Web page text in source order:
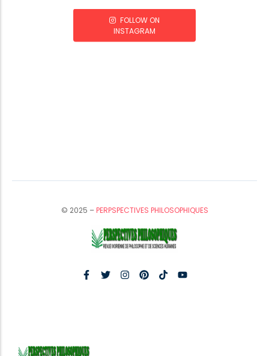
FOLLOW ON
INSTAGRAM
© 2025 –PERPSPECTIVES PHILOSOPHIQUES